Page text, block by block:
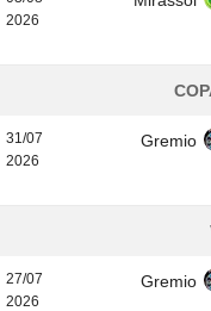
2026
31/07
2026
Gremio
27/07
2026
Gremio